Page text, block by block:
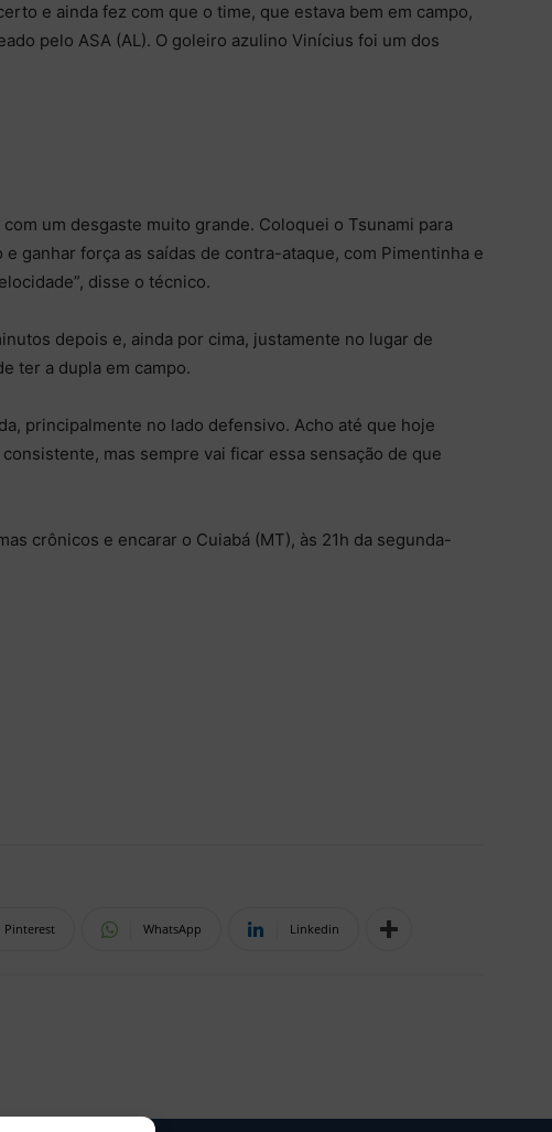
e ainda fez com que o time, que estava bem em campo,
pelo ASA (AL). O goleiro azulino Vinícius foi um dos
um desgaste muito grande. Coloquei o Tsunami para
ganhar força as saídas de contra-ataque, com Pimentinha e
disse o técnico.
depois e, ainda por cima, justamente no lugar de
ter a dupla em campo.
principalmente no lado defensivo. Acho até que hoje
mas sempre vai ficar essa sensação de que
crônicos e encarar o Cuiabá (MT), às 21h da segunda-
Pinterest WhatsApp Linkedin